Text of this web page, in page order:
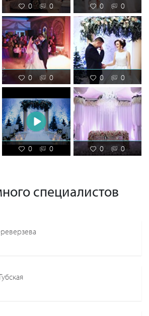
0 0 0 0
0 0 0 0
0 0 0 0
специалистов